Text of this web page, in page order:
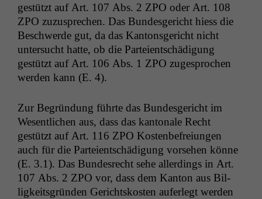
gestützt auf Art. 107 Abs. 2 ZPO oder Art. 108
ZPO zuzus­prechen. Das Bun­des­gericht hiess die
Beschw­erde gut, da das Kan­ton­s­gericht nicht
unter­sucht hat­te, ob die Parteientschädi­gung
gestützt auf Art. 106 Abs. 1 ZPO zuge­sprochen
wer­den kann (E. 4).
Zur Begrün­dung führte das Bun­des­gericht im
Wesentlichen aus, dass das kan­tonale Recht
gestützt auf Art. 116 ZPO Kosten­be­freiun­gen
auch für die Parteientschädi­gung vorse­hen könne
(E. 3.1). Das Bun­desrecht sehe allerd­ings in Art.
107 Abs. 2 ZPO vor, dass dem Kan­ton aus Bil­
ligkeits­grün­den Gericht­skosten aufer­legt wer­den